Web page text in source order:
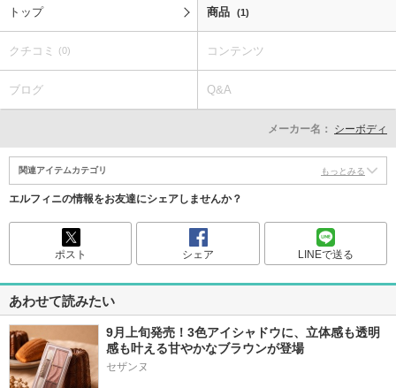
トップ 商品 (1)
クチコミ (0) コンテンツ
ブログ Q&A
メーカー名： シーボディ
関連アイテムカテゴリ もっとみる
エルフィニの情報をお友達にシェアしませんか？
ポスト シェア LINEで送る
あわせて読みたい
9月上旬発売！3色アイシャドウに、立体感も透明
感も叶える甘やかなブラウンが登場